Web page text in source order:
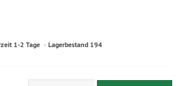
1-2 Tage Lagerbestand 194